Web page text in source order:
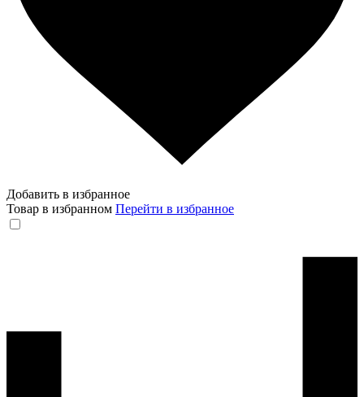
Добавить в избранное
Товар в избранном Перейти в избранное